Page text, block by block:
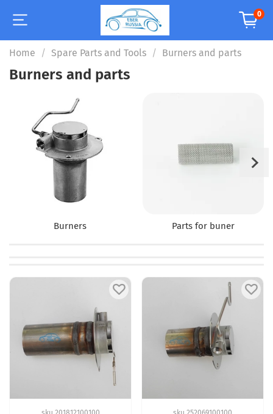
0
Home Spare Parts and Tools Burners and parts
Burners and parts
Burners Parts for buner